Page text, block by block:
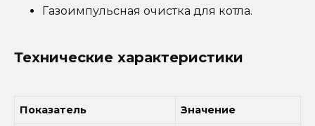
Газоимпульсная очистка для котла.
Технические характеристики
Показатель Значение